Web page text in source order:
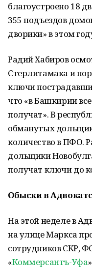
благоустроено 18
355 подъездов
дворики» в этом
Радий Хабиров
Стерлитамака и
ключи
что «в Башкирии
получат». В
обманутых
количество в ПФО.
дольщики
получат ключи до
Обыски в
На этой неделе в
на улице Маркса
сотрудников СКР,
«Коммерсантъ-Уфа